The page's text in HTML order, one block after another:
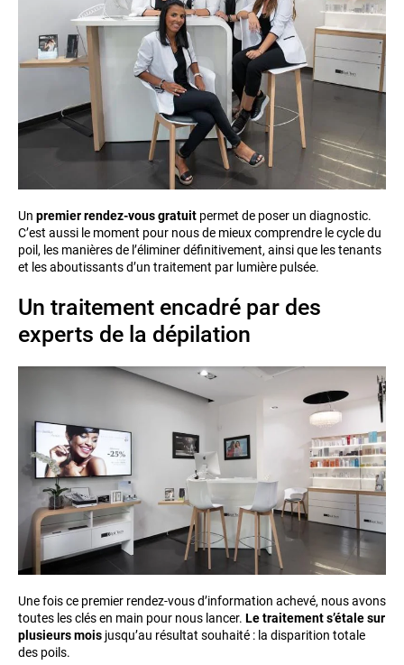
Un premier rendez-vous gratuit permet de poser un diagnostic.
C’est aussi le moment pour nous de mieux comprendre le cycle du
poil, les manières de l’éliminer définitivement, ainsi que les tenants
et les aboutissants d’un traitement par lumière pulsée.
Un traitement encadré par des
experts de la dépilation
Une fois ce premier rendez-vous d’information achevé, nous avons
toutes les clés en main pour nous lancer. Le traitement s’étale sur
plusieurs mois jusqu’au résultat souhaité : la disparition totale
des poils.